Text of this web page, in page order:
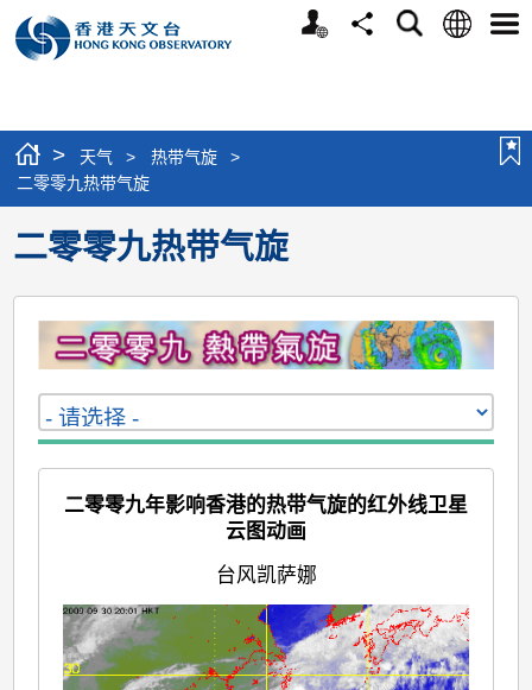
个
分
搜
语
选
> 天气 > 热带气旋
>
二零零九热带气旋
二零零九热带气旋
二零零九年影响香港的热带气旋的红外线卫星
云图动画
台风凯萨娜